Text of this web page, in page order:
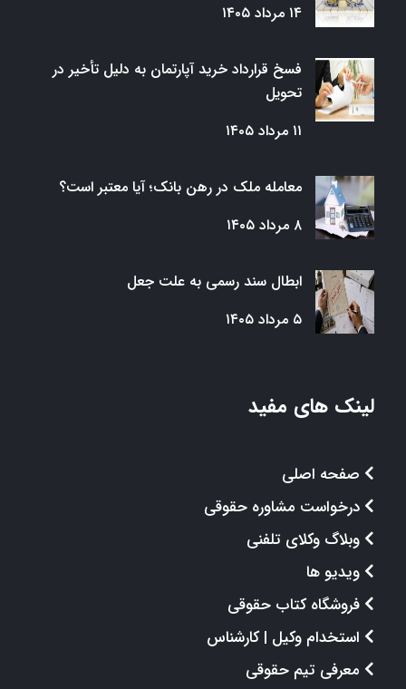
۱۴ مرداد ۱۴۰۵
فسخ قرارداد خرید آپارتمان به دلیل تأخیر در
تحویل
۱۱ مرداد ۱۴۰۵
معامله ملک در رهن بانک؛ آیا معتبر است؟
۸ مرداد ۱۴۰۵
ابطال سند رسمی به علت جعل
۵ مرداد ۱۴۰۵
لینک های مفید
صفحه اصلی
درخواست مشاوره حقوقی
وبلاگ وکلای تلفنی
ویدیو ها
فروشگاه کتاب حقوقی
استخدام وکیل | کارشناس
معرفی تیم حقوقی